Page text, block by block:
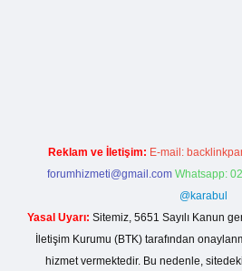
Reklam ve İletişim: E-mail:
forumhizmeti@gmail.com Whatsapp:
@karabul
Yasal Uyarı: Sitemiz, 5651 Sayılı Kanun
İletişim Kurumu (BTK) tarafından
hizmet vermektedir. Bu nedenle,